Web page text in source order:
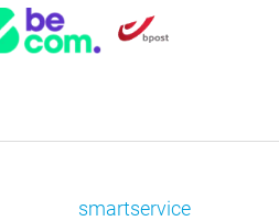
smartservice